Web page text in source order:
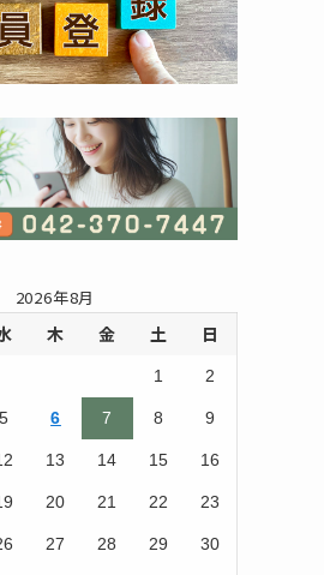
2026年8月
木 金 土 日
1 2
5 6 7 8 9
13 14 15 16
20 21 22 23
27 28 29 30